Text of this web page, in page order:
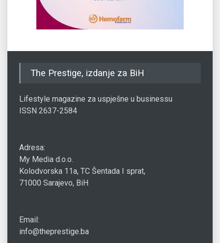
The Prestige, izdanje za BiH
Lifestyle magazine za uspješne u businessu
ISSN 2637-2584
Adresa:
My Media d.o.o.
Kolodvorska 11a, TC Šentada I sprat,
71000 Sarajevo, BiH
Email:
info@theprestige.ba